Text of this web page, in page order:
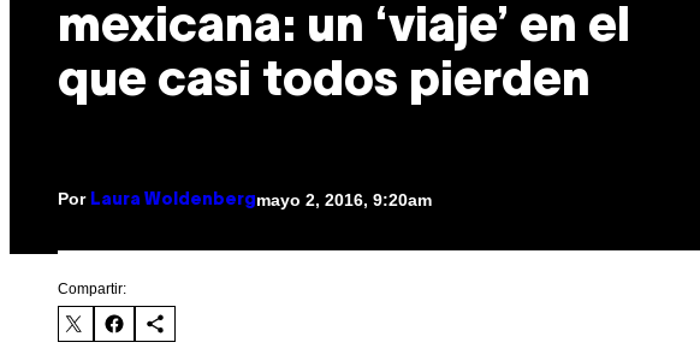
mexicana: un ‘viaje’ en el
que casi todos pierden
Por Laura Woldenberg mayo 2, 2016, 9:20am
Compartir: